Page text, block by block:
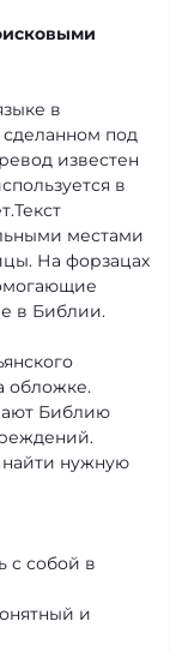
в
под
известен
в
местами
На форзацах
в Библии.
обложке.
Библию
найти нужную
с собой в
и